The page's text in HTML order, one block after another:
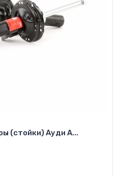
(стойки) Ауди А...